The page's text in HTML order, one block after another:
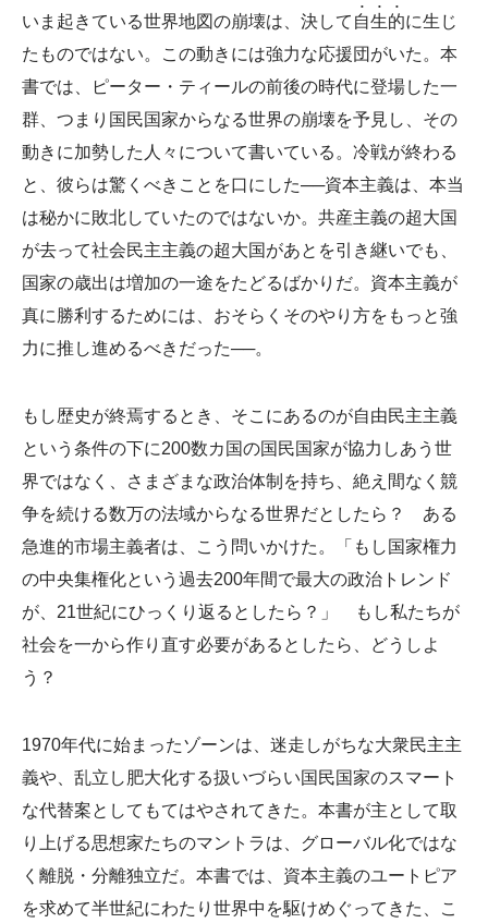
いま起きている世界地図の崩壊は、決して 自
•
生
•
的
•
に生じ
たものではない。この動きには強力な応援団がいた。本
書では、ピーター・ティールの前後の時代に登場した一
群、つまり国民国家からなる世界の崩壊を予見し、その
動きに加勢した人々について書いている。冷戦が終わる
と、彼らは驚くべきことを口にした──資本主義は、本当
は秘かに敗北していたのではないか。共産主義の超大国
が去って社会民主主義の超大国があとを引き継いでも、
国家の歳出は増加の一途をたどるばかりだ。資本主義が
真に勝利するためには、おそらくそのやり方をもっと強
力に推し進めるべきだった──。
もし歴史が終焉するとき、そこにあるのが自由民主主義
という条件の下に200数カ国の国民国家が協力しあう世
界ではなく、さまざまな政治体制を持ち、絶え間なく競
争を続ける数万の法域からなる世界だとしたら？ ある
急進的市場主義者は、こう問いかけた。「もし国家権力
の中央集権化という過去200年間で最大の政治トレンド
が、21世紀にひっくり返るとしたら？」 もし私たちが
社会を一から作り直す必要があるとしたら、どうしよ
う？
1970年代に始まったゾーンは、迷走しがちな大衆民主主
義や、乱立し肥大化する扱いづらい国民国家のスマート
な代替案としてもてはやされてきた。本書が主として取
り上げる思想家たちのマントラは、グローバル化ではな
く離脱・分離独立だ。本書では、資本主義のユートピア
を求めて半世紀にわたり世界中を駆けめぐってきた、こ